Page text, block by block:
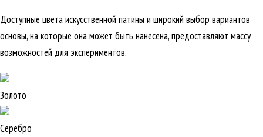
Доступные цвета искусственной патины и широкий выбор вариантов
основы, на которые она может быть нанесена, предоставляют массу
возможностей для экспериментов.
Золото
Серебро